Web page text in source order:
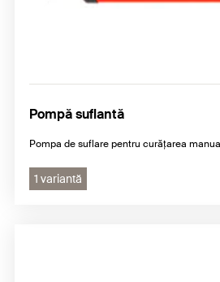
Pompă suflantă
Pompa de suflare pentru curățarea
1 variantă